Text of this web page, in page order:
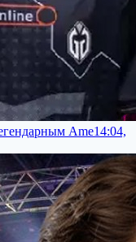
Ame14:04,